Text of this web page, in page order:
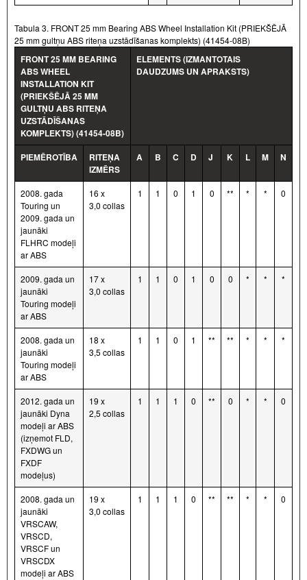
Tabula 3. FRONT 25 mm Bearing ABS Wheel Installation Kit (PRIEKŠĒJĀ
25 mm gultņu ABS riteņa uzstādīšanas komplekts) (41454-08B)
FRONT 25 MM BEARING
ABS WHEEL
INSTALLATION KIT
(PRIEKŠĒJĀ 25 MM
GULTŅU ABS RITEŅA
UZSTĀDĪŠANAS
KOMPLEKTS) (41454-08B)
ELEMENTS (IZMANTOTAIS
DAUDZUMS UN APRAKSTS)
PIEMĒROTĪBA
RITEŅA
IZMĒRS
A B C D J K L M N
2008. gada
Touring un
2009. gada un
jaunāki
FLHRC modeļi
ar ABS
16 x
3,0 collas
1 1 0 1 0 ** * * 0
2009. gada un
jaunāki
Touring modeļi
ar ABS
17 x
3,0 collas
1 1 0 1 0 0 * * *
2008. gada un
jaunāki
Touring modeļi
ar ABS
18 x
3,5 collas
1 1 0 1 ** ** * * *
2012. gada un
jaunāki Dyna
modeļi ar ABS
(izņemot FLD,
FXDWG un
FXDF
modeļus)
19 x
2,5 collas
1 1 1 0 ** 0 * * 0
2008. gada un
jaunāki
VRSCAW,
VRSCD,
VRSCF un
VRSCDX
modeļi ar ABS
19 x
3,0 collas
1 1 1 0 ** ** * * 0